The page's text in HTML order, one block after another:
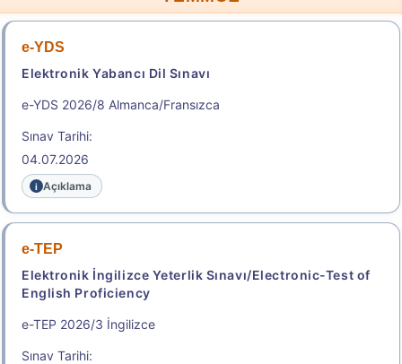
e-YDS
Elektronik Yabancı Dil Sınavı
e-YDS 2026/8 Almanca/Fransızca
Sınav Tarihi:
04.07.2026
Açıklama
e-TEP
Elektronik İngilizce Yeterlik Sınavı/Electronic-Test of
English Proficiency
e-TEP 2026/3 İngilizce
Sınav Tarihi: